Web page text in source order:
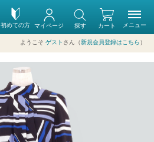
初めての方 カート
マイページ 探す
ようこそ ゲスト さん（新規会員登録はこちら ）
メニュー